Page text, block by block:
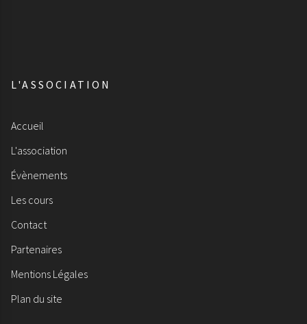
L'ASSOCIATION
Accueil
L'association
Évènements
Les cours
Contact
Partenaires
Mentions Légales
Plan du site